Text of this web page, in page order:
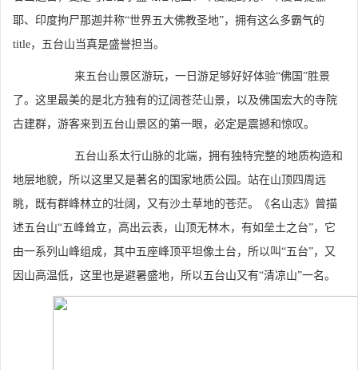
耶、印度拘尸那迦并称“世界五大佛教圣地”，拥有这么多霸气的
title，五台山当真是盛誉担当。
来五台山景区游玩，一日游足够好好体验“佛国”胜景
了。这里最美的是北方独有的辽阔苍茫山景，以及佛国宏大的寺院
古建群，游客来到五台山景区的第一眼，必定是震撼和惊叹。
五台山系太行山脉的北端，拥有独特完整的地质构造和
地层地貌，所以这里又是著名的国家地质公园。站在山顶四周远
眺，既有群峰林立的壮阔，又有沙土草地的苍茫。《名山志》曾描
述五台山“五峰耸立，高出云表，山顶无林木，有如垒土之台”，它
由一系列山峰组成，其中五座峰顶平坦像土台，所以叫“五台”，又
因山高温低，这里也是避暑盛地，所以五台山又有“清凉山”一名。